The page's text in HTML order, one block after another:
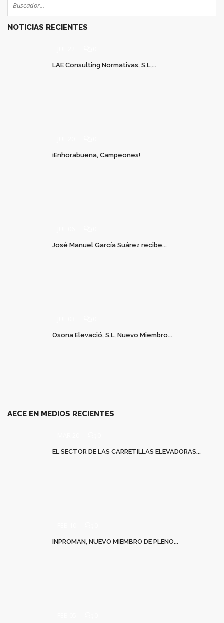
NOTICIAS RECIENTES
LAE Consulting Normativas, S.L,...
¡Enhorabuena, Campeones!
José Manuel García Suárez recibe...
Osona Elevació, S.L, Nuevo Miembro...
AECE EN MEDIOS RECIENTES
EL SECTOR DE LAS CARRETILLAS ELEVADORAS...
INPROMAN, NUEVO MIEMBRO DE PLENO...